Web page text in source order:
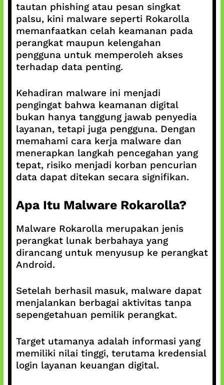
tautan phishing atau pesan singkat
palsu, kini malware seperti Rokarolla
memanfaatkan celah keamanan pada
perangkat maupun kelengahan
pengguna untuk memperoleh akses
terhadap data penting.
Kehadiran malware ini menjadi
pengingat bahwa keamanan digital
bukan hanya tanggung jawab penyedia
layanan, tetapi juga pengguna. Dengan
memahami cara kerja malware dan
menerapkan langkah pencegahan yang
tepat, risiko menjadi korban pencurian
data dapat ditekan secara signifikan.
Apa Itu Malware Rokarolla?
Malware Rokarolla merupakan jenis
perangkat lunak berbahaya yang
dirancang untuk menyusup ke perangkat
Android.
Setelah berhasil masuk, malware dapat
menjalankan berbagai aktivitas tanpa
sepengetahuan pemilik perangkat.
Target utamanya adalah informasi yang
memiliki nilai tinggi, terutama kredensial
login layanan keuangan digital.